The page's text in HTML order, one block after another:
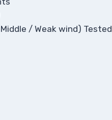
/ Weak wind) Tested